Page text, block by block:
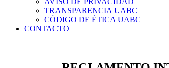
TRANSPARENCIA UABC
CÓDIGO DE ÉTICA UABC
CONTACTO